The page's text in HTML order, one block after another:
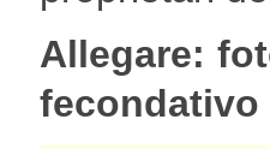
Allegare:
fecondativo